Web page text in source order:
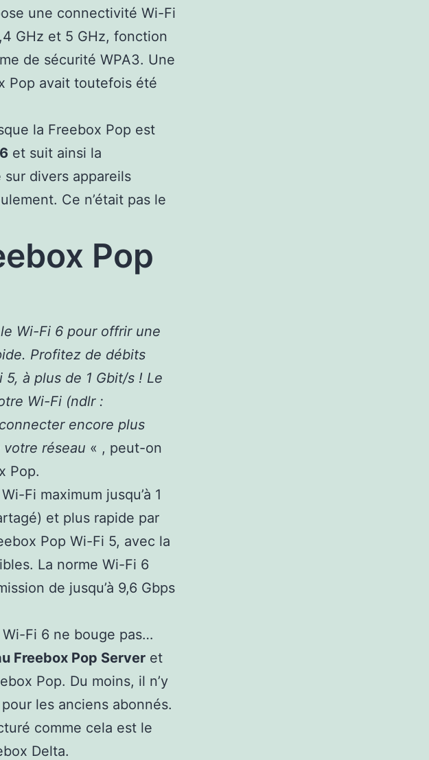
une connectivité Wi-Fi
GHz et 5 GHz, fonction
de sécurité WPA3. Une
Pop avait toutefois été
la Freebox Pop est
et suit ainsi la
divers appareils
Ce n’était pas le
Pop
Wi-Fi 6 pour offrir une
Profitez de débits
5, à plus de 1 Gbit/s ! Le
Wi-Fi (ndlr :
encore plus
votre réseau « , peut-on
Pop.
Fi maximum jusqu’à 1
et plus rapide par
Pop Wi-Fi 5, avec la
La norme Wi-Fi 6
de jusqu’à 9,6 Gbps
Wi-Fi 6 ne bouge pas…
Freebox Pop Server et
Pop. Du moins, il n’y
les anciens abonnés.
comme cela est le
Delta.